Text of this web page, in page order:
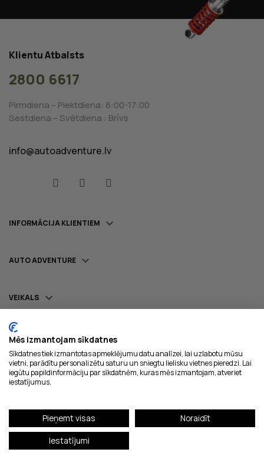
Klientu Atbalsts
2800 6617
Pirmdiena – Piektdiena: 8:00-17:00
Sestdiena – Svētdiena : Brīvs
info@autoadventure.lv
INFORMĀCIJA KLIENTIEM 
AUTO ADVENTURE 
VEIKALS 
FacebookYouTube
Piegādājam ar:
Droši maksājumi:
© AUTO ADVENTURE 2023. Visas tiesības aizsargātas
Mēs izmantojam sīkdatnes
Sīkdatnes tiek izmantotas apmeklējumu datu analīzei, lai uzlabotu mūsu
vietni, parādītu personalizētu saturu un sniegtu lielisku vietnes pieredzi. Lai
iegūtu papildinformāciju par sīkdatnēm, kuras mēs izmantojam, atveriet
iestatījumus.
Pieņemt visas
Noraidīt
Iestatījumi